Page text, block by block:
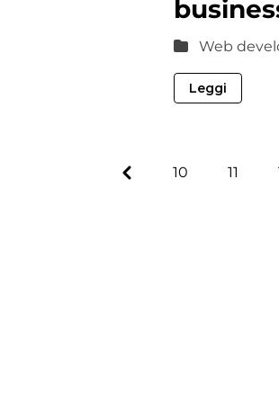
Web
Leggi
Previous10 11